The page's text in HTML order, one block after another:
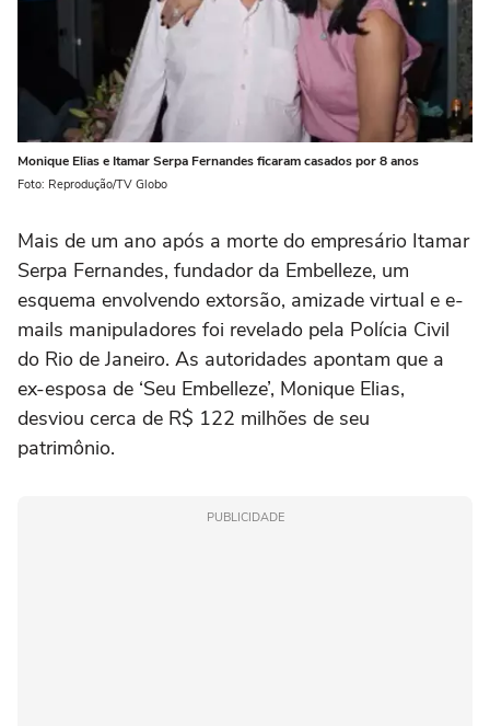
Monique Elias e Itamar Serpa Fernandes ficaram casados por 8 anos
Foto: Reprodução/TV Globo
Mais de um ano após a morte do empresário Itamar
Serpa Fernandes, fundador da Embelleze, um
esquema envolvendo extorsão, amizade virtual e e-
mails manipuladores foi revelado pela Polícia Civil
do Rio de Janeiro. As autoridades apontam que a
ex-esposa de ‘Seu Embelleze’, Monique Elias,
desviou cerca de R$ 122 milhões de seu
patrimônio.
PUBLICIDADE